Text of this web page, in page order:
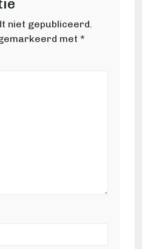
niet gepubliceerd.
met *